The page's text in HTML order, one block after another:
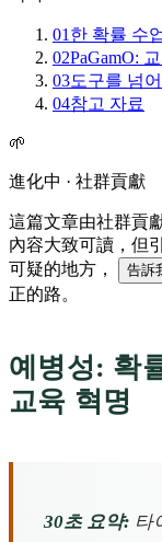
01 한 확률 수
02PaGamO:
03도구를 넘
04참고 자료
🌱
進化中 · 社群貢獻
這篇文章由社群貢
內容大致可讀，但
可疑的地方，
告訴
正的路。
예병성: 확
교육 혁명
30초 요약: 타